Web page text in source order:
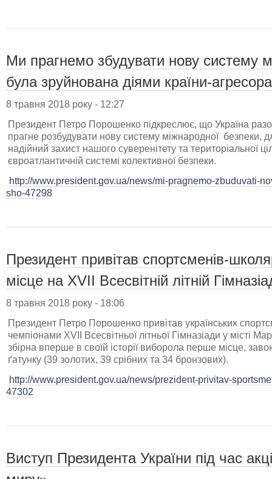
Ми прагнемо збудувати нову систему
була зруйнована діями країни-
8 травня 2018 року - 12:27
Президент Петро Порошенко підкреслює, що Україна
прагне розбудувати нову систему міжнародної безпеки,
надійний захист нашого суверенітету та територіальної
євроатлантичній системі колективної безпеки.
http://www.president.gov.ua/news/mi-pragnemo-zbuduvati-
sho-47298
Президент привітав спортсменів-
місце на ХVІІ Всесвітній літній
8 травня 2018 року - 18:06
Президент Петро Порошенко привітав українських
чемпіонами ХVІІ Всесвітньої літньої Гімназіади у місті
збірна вперше в своїй історії виборола перше місце,
ґатунку (39 золотих, 39 срібних та 34 бронзових).
http://www.president.gov.ua/news/prezident-privitav-
47302
Виступ Президента України під час